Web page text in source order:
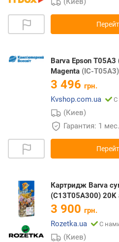
Barva Epson
Magenta (IC-T05A3)
3 496 грн.
Kvshop.com.ua
С
(Киев)
Гарантия: 1 мес.
Картридж Barva
(C13T05A300) 20K
3 900 грн.
Rozetka.ua
С
(Киев)